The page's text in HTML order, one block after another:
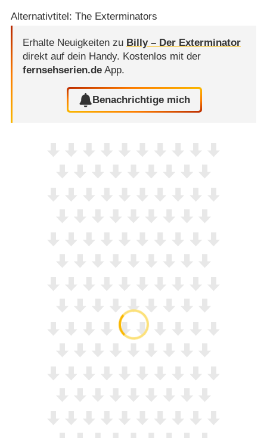
Alternativtitel: The Exterminators
Erhalte Neuigkeiten zu Billy – Der Exterminator
direkt auf dein Handy. Kostenlos mit der
fernsehserien.deApp.
Benachrichtige mich